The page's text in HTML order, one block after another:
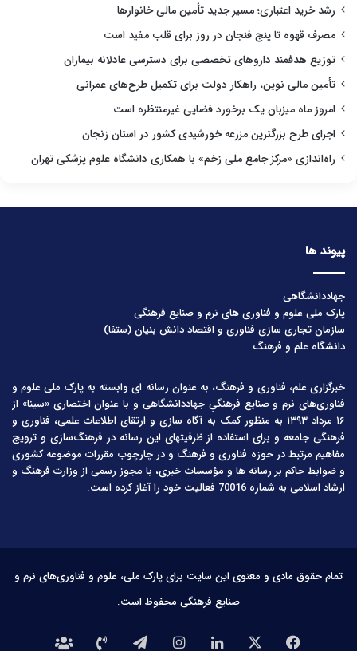
رشد خرید اعتباری؛ مسیر جدید تأمین مالی خانوارها
مصرف قهوه تا پنج فنجان در روز برای قلب مفید است
توزیع هدفمند داروهای تخصصی برای دسترسی عادلانه بیماران
تأمین مالی نوین، راهکار دولت برای تکمیل طرح‌های عمرانی
امروز ماه میزبان یک برخورد فضایی غیرمنتظره است
اجرای طرح بزرگترین مزرعه خورشیدی کشور در استان زنجان
راه‌اندازی «مرکز جامع ملی زخم» با همکاری دانشگاه علوم پزشکی تهران
پیوند ها
جهاددانشگاهی
پارک ملی علوم و فناوری های نرم و صنایع فرهنگی
سازمان تجاری سازی فناوری و اقتصاد دانش بنیان (ستفا)
دانشگاه علم و فرهنگ
خبرگزاری علم، فناوری و فرهنگ، به عنوان رسانه ای وابسته به پارک ملی علوم و
فناوری‌های نرم و صنایع فرهنگیِ جهاددانشگاهی و با عنوان اختصاری «سینا» از
۱۶ مرداد ۱۳۹۳ به منظور کمک به آگاه سازی و ارتقای اطلاعات علمی، فناوری و
فرهنگی جامعه و برای استفاده از ظرفیتهای این رسانه در فرهنگ‌سازی و ترویج
مفاهیم مرتبط در حوزه فناوری و فرهنگ و در چارچوب مقررات موضوعه کشوری
و ضوابط حاکم بر رسانه ها و مؤسسات خبری، با مجوز رسمی از وزارت فرهنگ و
ارشاد اسلامی به شماره 70016 فعالیت خود را آغاز کرده است.
تمام حقوق مادی و معنوی این سایت برای پارک ملی، علوم و فناوری‌های نرم و
صنایع فرهنگی محفوظ است.
فیس لینکدیناینستاگرامتلگرامتماس درباره